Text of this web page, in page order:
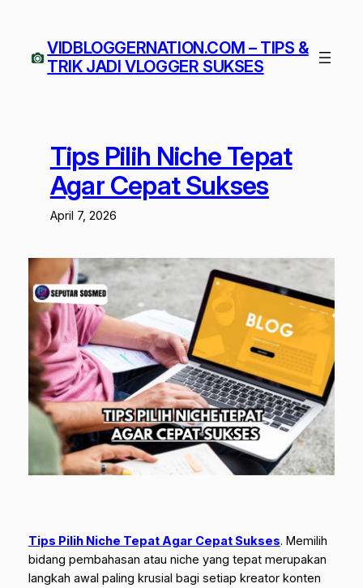
konten VIDBLOGGERNATION.COM – TIPS &
TRIK JADI VLOGGER SUKSES
Tips Pilih Niche Tepat
Agar Cepat Sukses
April 7, 2026
Tips Pilih Niche Tepat Agar Cepat Sukses. Memilih
bidang pembahasan atau niche yang tepat merupakan
langkah awal paling krusial bagi setiap kreator konten